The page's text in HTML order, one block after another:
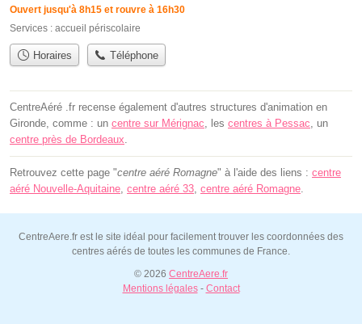
Ouvert jusqu'à 8h15 et rouvre à 16h30
Services : accueil périscolaire
Horaires Téléphone
CentreAéré .fr recense également d'autres structures d'animation en
Gironde, comme : un centre sur Mérignac, les centres à Pessac, un
centre près de Bordeaux.
Retrouvez cette page "centre aéré Romagne" à l'aide des liens : centre
aéré Nouvelle-Aquitaine, centre aéré 33, centre aéré Romagne.
CentreAere.fr est le site idéal pour facilement trouver les coordonnées des
centres aérés de toutes les communes de France.
© 2026 CentreAere.fr
Mentions légales- Contact